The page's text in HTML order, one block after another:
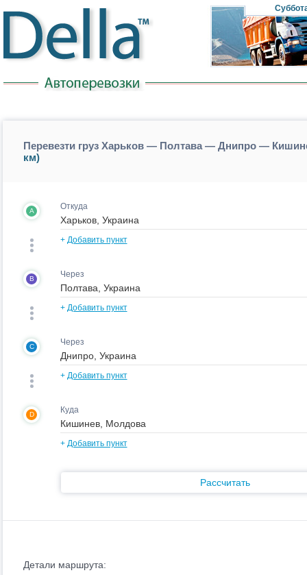
Перевезти груз Харьков — Полтава — Днипро —
км)
A Откуда
+ Добавить пункт
B Через
+ Добавить пункт
C Через
+ Добавить пункт
D Куда
+ Добавить пункт
Рассчитать
Детали маршрута: